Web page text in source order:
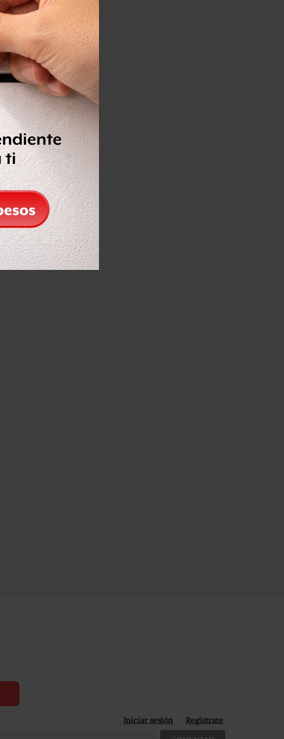
Iniciar sesión Registrate